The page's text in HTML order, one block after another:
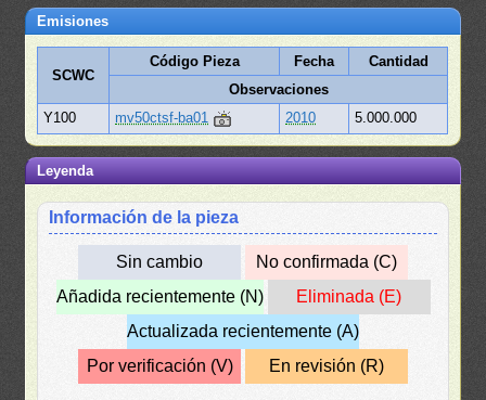
Emisiones
SCWC
Código Pieza Fecha
Cantidad
Observaciones
Y100
mv50ctsf-ba01 2010 5.000.000
Leyenda
Información de la pieza
Sin cambio
No confirmada (C)
Añadida recientemente (N)
Eliminada (E)
Actualizada recientemente (A)
Por verificación (V)
En revisión (R)